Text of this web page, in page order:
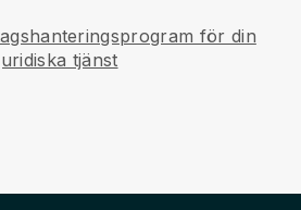
för din
tjänst